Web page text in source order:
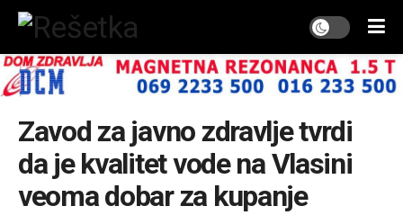
Zavod za javno zdravlje tvrdi
da je kvalitet vode na Vlasini
veoma dobar za kupanje